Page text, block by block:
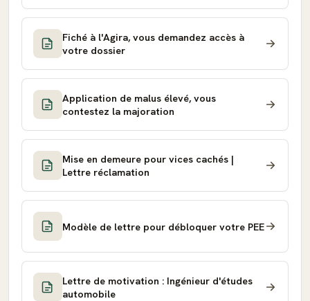
Fiché à l'Agira, vous demandez accès à
votre dossier
Application de malus élevé, vous
contestez la majoration
Mise en demeure pour vices cachés |
Lettre réclamation
Modèle de lettre pour débloquer votre PEE
Lettre de motivation : Ingénieur d'études
automobile